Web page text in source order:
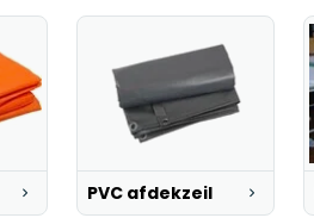
PVC afdekzeil